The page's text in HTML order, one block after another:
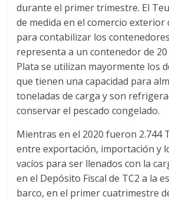
durante el primer trimestre. El
de medida en el comercio exterior
para contabilizar los
representa a un contenedor de 20
Plata se utilizan mayormente los
que tienen una capacidad para
toneladas de carga y son
conservar el pescado congelado.
Mientras en el 2020 fueron 2.744
entre exportación, importación y
vacíos para ser llenados con la
en el Depósito Fiscal de TC2 a la
barco, en el primer cuatrimestre